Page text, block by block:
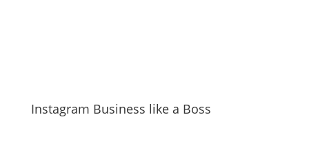
Instagram Business like a Boss